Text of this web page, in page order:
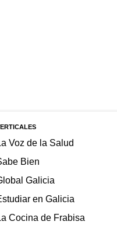
Voz de la Salud
Bien
Galicia
en Galicia
Cocina de Frabisa